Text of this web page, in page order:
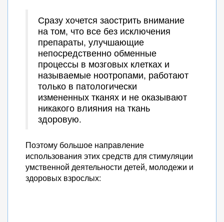
Сразу хочется заострить внимание
на том, что все без исключения
препараты, улучшающие
непосредственно обменные
процессы в мозговых клетках и
называемые ноотропами, работают
только в патологически
измененных тканях и не оказывают
никакого влияния на ткань
здоровую.
Поэтому большое направление
использования этих средств для стимуляции
умственной деятельности детей, молодежи и
здоровых взрослых: